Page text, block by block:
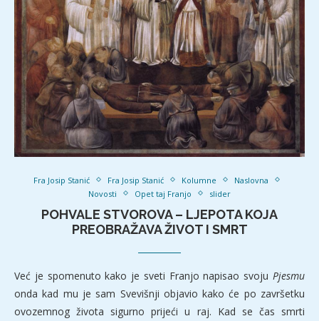
Fra Josip Stanić Fra Josip Stanić Kolumne
Naslovna
Novosti
Opet taj Franjo slider
POHVALE STVOROVA – LJEPOTA KOJA
PREOBRAŽAVA ŽIVOT I SMRT
Već je spomenuto kako je sveti Franjo napisao svoju Pjesmu
onda kad mu je sam Svevišnji objavio kako će po završetku
ovozemnog života sigurno prijeći u raj. Kad se čas smrti